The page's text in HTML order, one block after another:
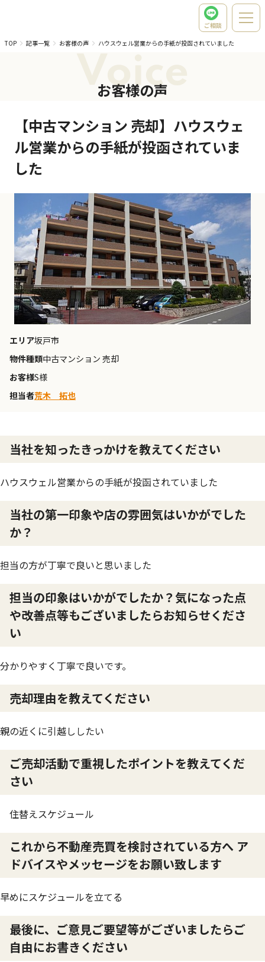
ご相談
TOP
記事一覧 お客様の声 ハウスウェル営業からの手紙が投函されていました
Voice
お客様の声
【中古マンション 売却】ハウスウェ
ル営業からの手紙が投函されていま
した
エリア坂戸市
物件種類中古マンション 売却
お客様S様
担当者荒木 拓也
当社を知ったきっかけを教えてください
ハウスウェル営業からの手紙が投函されていました
当社の第一印象や店の雰囲気はいかがでした
か？
担当の方が丁寧で良いと思いました
担当の印象はいかがでしたか？気になった点
や改善点等もございましたらお知らせくださ
い
分かりやすく丁寧で良いです。
売却理由を教えてください
親の近くに引越ししたい
ご売却活動で重視したポイントを教えてくだ
さい
住替えスケジュール
これから不動産売買を検討されている方へ ア
ドバイスやメッセージをお願い致します
早めにスケジュールを立てる
最後に、ご意見ご要望等がございましたらご
自由にお書きください